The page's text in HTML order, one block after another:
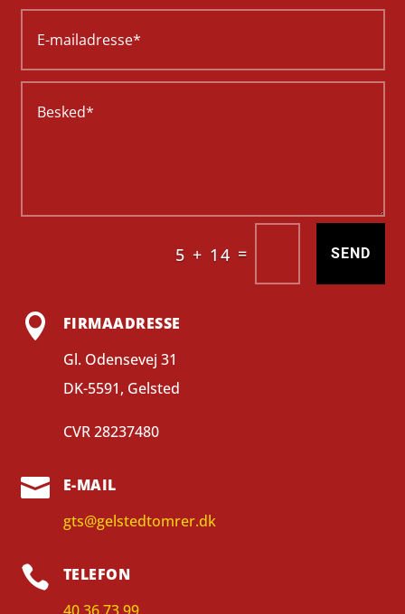
5 + 14 = SEND

FIRMAADRESSE
Gl. Odensevej 31
DK-5591, Gelsted
CVR 28237480

E-MAIL
gts@gelstedtomrer.dk

TELEFON
40 36 73 99